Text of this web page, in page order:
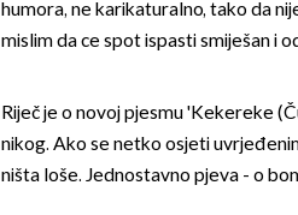
humora, ne karikaturalno, tako da
mislim da ce spot ispasti smiješan i
Riječ je o novoj pjesmu 'Kekereke
nikog. Ako se netko osjeti
ništa loše. Jednostavno pjeva - o